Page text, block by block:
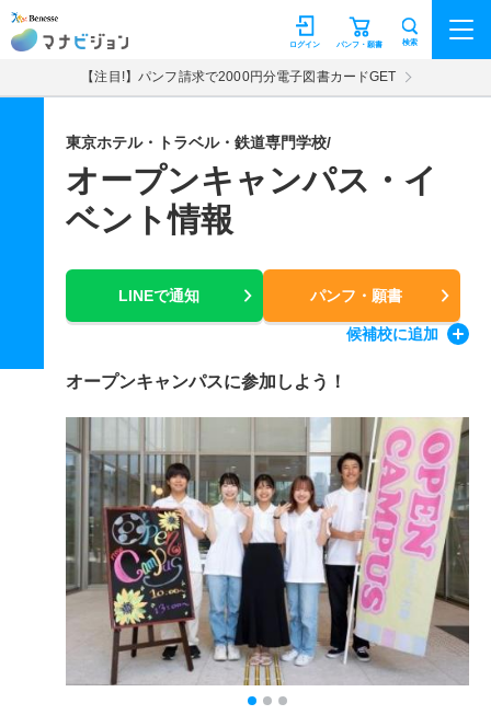
マナビジョン パンフ・願書
ログイン 検索
【注目!】パンフ請求で2000円分電子図書カードGET
東京ホテル・トラベル・鉄道専門学校/
オープンキャンパス・イ
ベント情報
LINEで通知 パンフ・願書
候補校に追加
オープンキャンパスに参加しよう！